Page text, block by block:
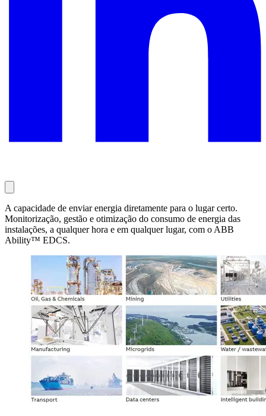
A capacidade de enviar energia diretamente para o lugar certo.
Monitorização, gestão e otimização do consumo de energia das
instalações, a qualquer hora e em qualquer lugar, com o ABB
Ability™ EDCS.